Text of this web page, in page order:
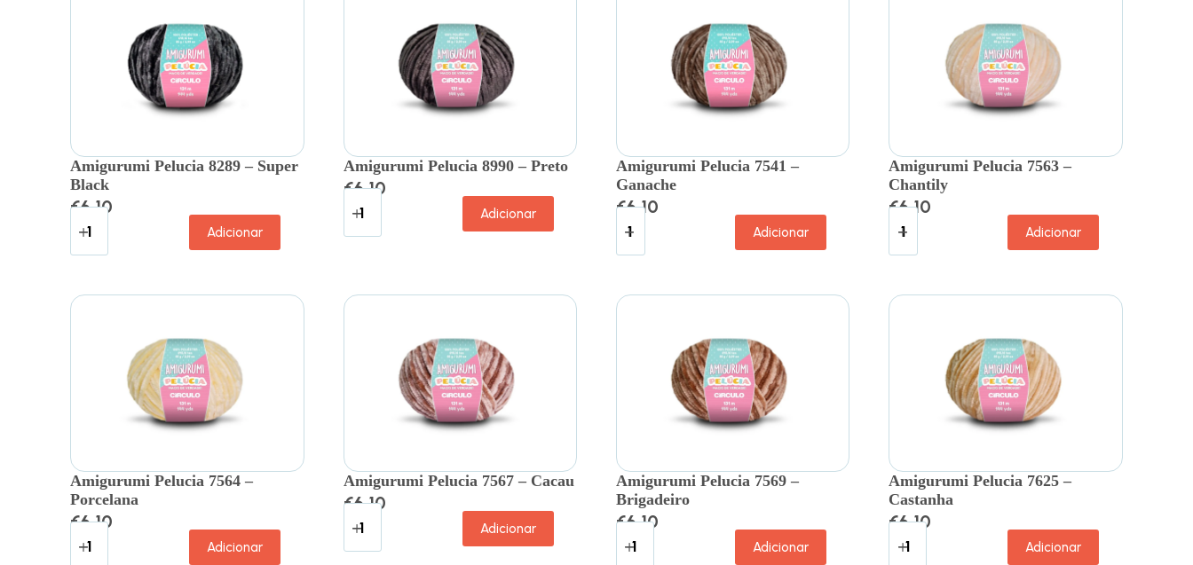
Amigurumi Pelucia 8289 – Super
Black
€6.10
Adicionar
Amigurumi Pelucia 8990 – Preto
€6.10
Adicionar
Amigurumi Pelucia 7541 –
Ganache
€6.10
Adicionar
Amigurumi Pelucia 7563 –
Chantily
€6.10
Adicionar
Amigurumi Pelucia 7564 –
Porcelana
€6.10
Adicionar
Amigurumi Pelucia 7567 – Cacau
€6.10
Adicionar
Amigurumi Pelucia 7569 –
Brigadeiro
€6.10
Adicionar
Amigurumi Pelucia 7625 –
Castanha
€6.10
Adicionar